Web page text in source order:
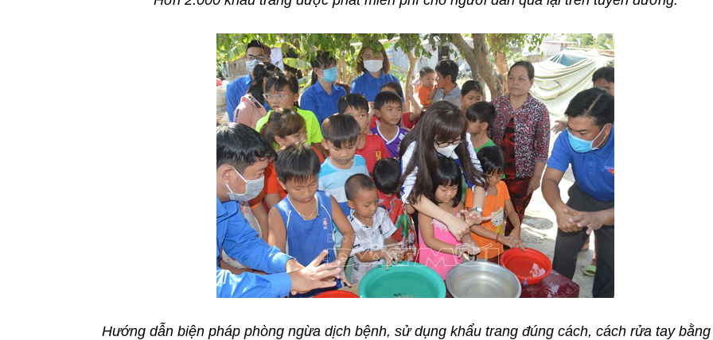
Hướng dẫn biện pháp phòng ngừa dịch bệnh, sử dụng khẩu trang đúng cách, cách rửa tay bằng